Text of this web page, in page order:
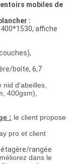
mobiles de
:
affiche
boîte, 6,7
nid d'abeilles,
400gsm),
: le client propose
pro et client
rangée
dans le